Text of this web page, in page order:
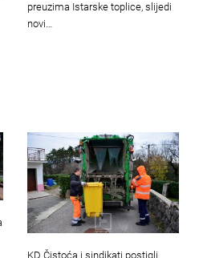
preuzima Istarske toplice, slijedi
novi…
KD Čistoća i sindikati postigli